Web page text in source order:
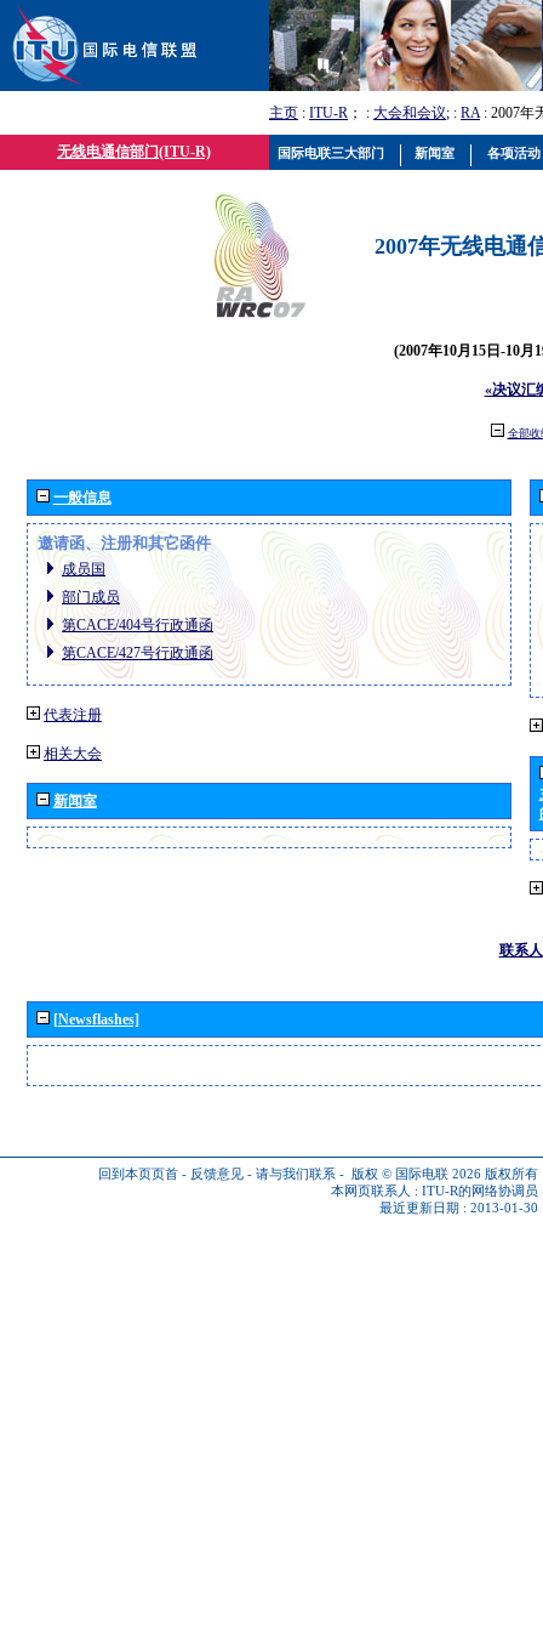
主页 : ITU-R ； : 大会和会议; : RA: 2007年
无线电通信部门(ITU-R)
2007年无线电通
(2007年10月15日-10月
«决议汇
全部收
一般信息
邀请函、注册和其它函件
成员国
部门成员
第CACE/404号行政通函
第CACE/427号行政通函
代表注册
相关大会
新闻室
联系人
[Newsflashes]
回到本页页首 - 反馈意见 - 请与我们联系 - 版权 © 国际电联 2026 版权所有
本网页联系人 : ITU-R的网络协调员
最近更新日期 : 2013-01-30
国际电联三大部门 新闻室 各项活动